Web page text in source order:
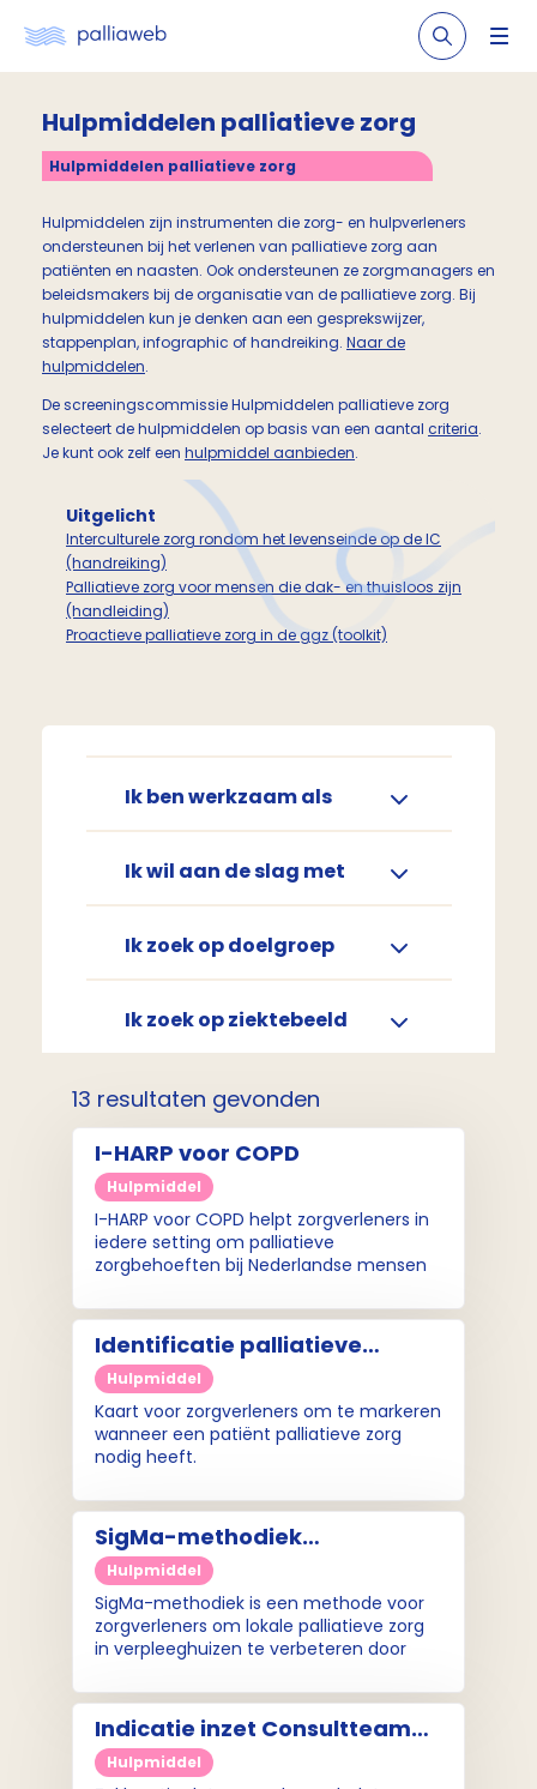
Hulpmiddelen palliatieve zorg
Hulpmiddelen palliatieve zorg
Hulpmiddelen zijn instrumenten die zorg- en hulpverleners
ondersteunen bij het verlenen van palliatieve zorg aan
patiënten en naasten. Ook ondersteunen ze zorgmanagers en
beleidsmakers bij de organisatie van de palliatieve zorg. Bij
hulpmiddelen kun je denken aan een gesprekswijzer,
stappenplan, infographic of handreiking. Naar de
hulpmiddelen.
De screeningscommissie Hulpmiddelen palliatieve zorg
selecteert de hulpmiddelen op basis van een aantal criteria.
Je kunt ook zelf een hulpmiddel aanbieden.
Uitgelicht
Interculturele zorg rondom het levenseinde op de IC
(handreiking)
Palliatieve zorg voor mensen die dak- en thuisloos zijn
(handleiding)
Proactieve palliatieve zorg in de ggz (toolkit)
Ik ben werkzaam als
Ik wil aan de slag met
Ik zoek op doelgroep
Ik zoek op ziektebeeld
13 resultaten gevonden
I-HARP voor COPD
Hulpmiddel
I-HARP voor COPD helpt zorgverleners in
iedere setting om palliatieve
zorgbehoeften bij Nederlandse mensen
waarbij er oog is voor de behoeften van
naasten.
Identificatie palliatieve
patiënt (kwadrantenkaart)
Hulpmiddel
Kaart voor zorgverleners om te markeren
wanneer een patiënt palliatieve zorg
nodig heeft.
SigMa-methodiek
(handreiking)
Hulpmiddel
SigMa-methodiek is een methode voor
zorgverleners om lokale palliatieve zorg
in verpleeghuizen te verbeteren door
veranderingen bij verpleeghuisbewoners
in de palliatieve fase.
Indicatie inzet Consultteam
Palliatieve Zorg (infographic)
Hulpmiddel